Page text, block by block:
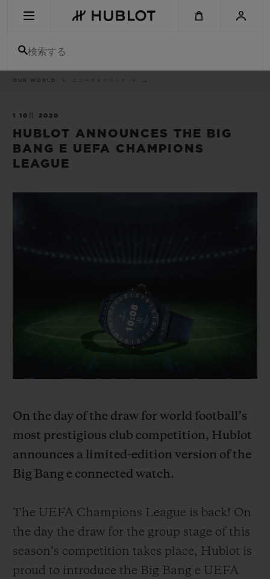
検索する
パ
ト
OUR WORLD ニュース＆イベント ..
1 10月 2020
HUBLOT ANNOUNCES THE BIG
BANG E UEFA CHAMPIONS
LEAGUE
On the day of the draw for world football’s
most prestigious club competition, Hublot
announces a limited-edition version of the
Big Bang e connected watch.
The UEFA Champions League is back! On
the day the draw for the group stage of this
season’s competition takes place, Hublot is
proud to introduce the Big Bang e UEFA
新作
ピーチセラミック
配送日数
送料＆返品無料
ギフトポーチ